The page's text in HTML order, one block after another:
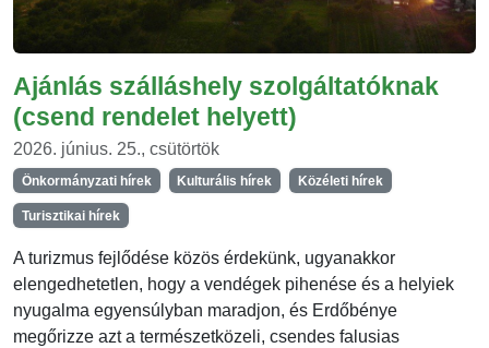
Ajánlás szálláshely szolgáltatóknak
(csend rendelet helyett)
2026. június. 25., csütörtök
Önkormányzati hírek Kulturális hírek Közéleti hírek
Turisztikai hírek
A turizmus fejlődése közös érdekünk, ugyanakkor
elengedhetetlen, hogy a vendégek pihenése és a helyiek
nyugalma egyensúlyban maradjon, és Erdőbénye
megőrizze azt a természetközeli, csendes falusias